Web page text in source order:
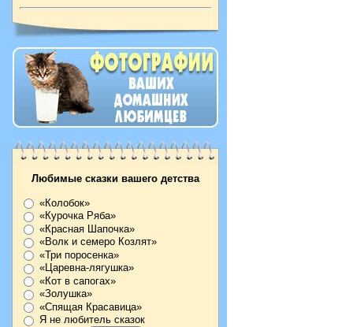
Любимые сказки вашего детства
«Колобок»
«Курочка Ряба»
«Красная Шапочка»
«Волк и семеро Козлят»
«Три поросенка»
«Царевна-лягушка»
«Кот в сапогах»
«Золушка»
«Спящая Красавица»
Я не любитель сказок